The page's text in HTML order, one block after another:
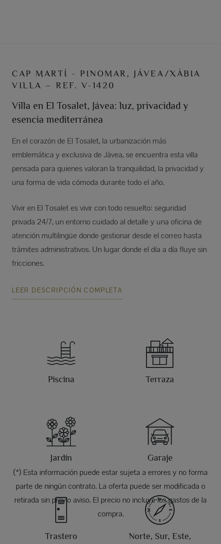
CAP MARTÍ - PINOMAR, JÁVEA/XÀBIA
VILLA – REF. V-1420
Villa en El Tosalet, Jávea: luz, privacidad y
esencia mediterránea
En el corazón de El Tosalet, la urbanización más
emblemática y exclusiva de Jávea, se encuentra esta villa
pensada para quienes valoran la tranquilidad, la privacidad y
una forma de vida cómoda durante todo el año.
Vivir en El Tosalet es vivir con todo resuelto: seguridad
privada 24/7, un entorno cuidado al detalle y una oficina de
atención multilingüe donde gestionar desde el correo hasta
trámites administrativos. Un lugar donde el día a día fluye sin
fricciones.
LEER DESCRIPCIÓN COMPLETA
Piscina Terraza
Jardín Garaje
Trastero
Norte, Sur, Este,
(*) Esta información puede estar sujeta a errores y no forma
parte de ningún contrato. La oferta puede ser modificada o
retirada sin previo aviso. El precio no incluye los gastos de la
compra.